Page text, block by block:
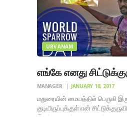
URVANAM
எங்கே எனது
MANAGER JANUARY 18, 2017
மதுரையின் மையத்தில் பெருகி
குடியிருப்புக்குள் என்
இருந்தன. அப்போது எனக்கு